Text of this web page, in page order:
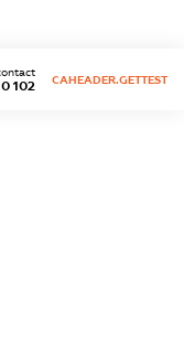
102 CAHEADER.GETTEST